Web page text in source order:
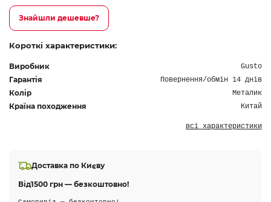
Знайшли дешевше?
Короткі характеристики:
Виробник Gusto
Гарантія Повернення/обмін 14 днів
Колір Металик
Країна походження Китай
всі характеристики
Доставка по Києву
Від1500 грн — безкоштовно!